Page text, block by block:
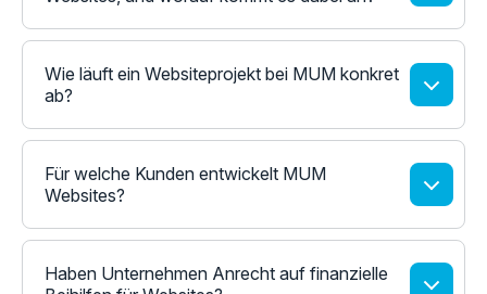
Wie läuft ein Websiteprojekt bei MUM konkret
ab?
Für welche Kunden entwickelt MUM
Websites?
Haben Unternehmen Anrecht auf finanzielle